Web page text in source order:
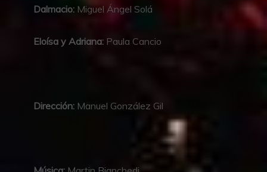
Dalmacio: Miguel Ángel Solá
Eloísa y Adriana: Paula Cancio
Dirección: Manuel González Gil